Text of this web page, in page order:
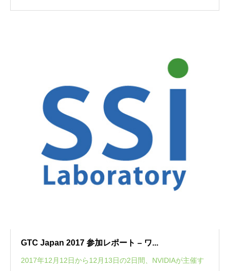
GTC Japan 2017 参加レポート – ワ...
2017年12月12日から12月13日の2日間、NVIDIAが主催す